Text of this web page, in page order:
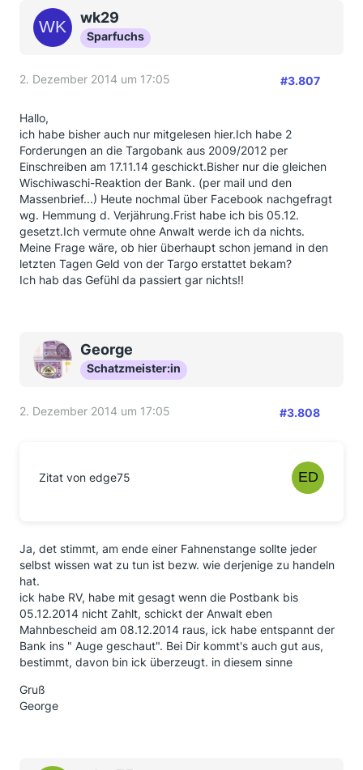
wk29
Sparfuchs
2. Dezember 2014 um 17:05 #3.807
Hallo,
ich habe bisher auch nur mitgelesen hier.Ich habe 2
Forderungen an die Targobank aus 2009/2012 per
Einschreiben am 17.11.14 geschickt.Bisher nur die gleichen
Wischiwaschi-Reaktion der Bank. (per mail und den
Massenbrief...) Heute nochmal über Facebook nachgefragt
wg. Hemmung d. Verjährung.Frist habe ich bis 05.12.
gesetzt.Ich vermute ohne Anwalt werde ich da nichts.
Meine Frage wäre, ob hier überhaupt schon jemand in den
letzten Tagen Geld von der Targo erstattet bekam?
Ich hab das Gefühl da passiert gar nichts!!
George
Schatzmeister:in
2. Dezember 2014 um 17:05 #3.808
Zitat von edge75
Ja, det stimmt, am ende einer Fahnenstange sollte jeder
selbst wissen wat zu tun ist bezw. wie derjenige zu handeln
hat.
ick habe RV, habe mit gesagt wenn die Postbank bis
05.12.2014 nicht Zahlt, schickt der Anwalt eben
Mahnbescheid am 08.12.2014 raus, ick habe entspannt der
Bank ins " Auge geschaut". Bei Dir kommt's auch gut aus,
bestimmt, davon bin ick überzeugt. in diesem sinne
Gruß
George